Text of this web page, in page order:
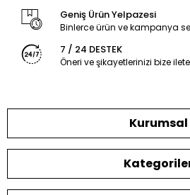
Geniş Ürün Yelpazesi
Binlerce ürün ve kampanya
7 / 24 DESTEK
Öneri ve şikayetlerinizi bize
Kurumsal